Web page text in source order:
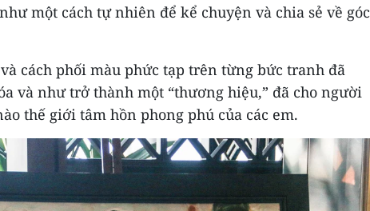
một cách tự nhiên để kể chuyện và chia sẻ về góc
cách phối màu phức tạp trên từng bức tranh đã
và như trở thành một “thương hiệu,” đã cho người
thế giới tâm hồn phong phú của các em.